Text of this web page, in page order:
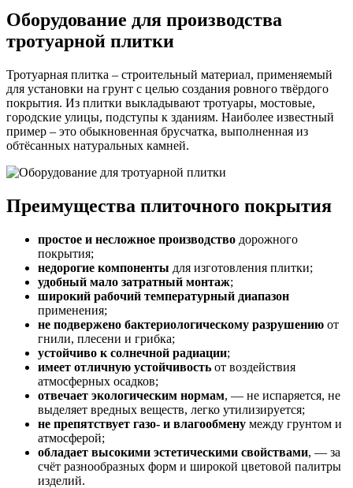
Оборудование для производства
тротуарной плитки
Тротуарная плитка – строительный материал, применяемый
для установки на грунт с целью создания ровного твёрдого
покрытия. Из плитки выкладывают тротуары, мостовые,
городские улицы, подступы к зданиям. Наиболее известный
пример – это обыкновенная брусчатка, выполненная из
обтёсанных натуральных камней.
Преимущества плиточного покрытия
простое и несложное производство дорожного
покрытия;
недорогие компоненты для изготовления плитки;
удобный мало затратный монтаж;
широкий рабочий температурный диапазон
применения;
не подвержено бактериологическому разрушению от
гнили, плесени и грибка;
устойчиво к солнечной радиации;
имеет отличную устойчивость от воздействия
атмосферных осадков;
отвечает экологическим нормам, — не испаряется, не
выделяет вредных веществ, легко утилизируется;
не препятствует газо- и влагообмену между грунтом и
атмосферой;
обладает высокими эстетическими свойствами, — за
счёт разнообразных форм и широкой цветовой палитры
изделий.